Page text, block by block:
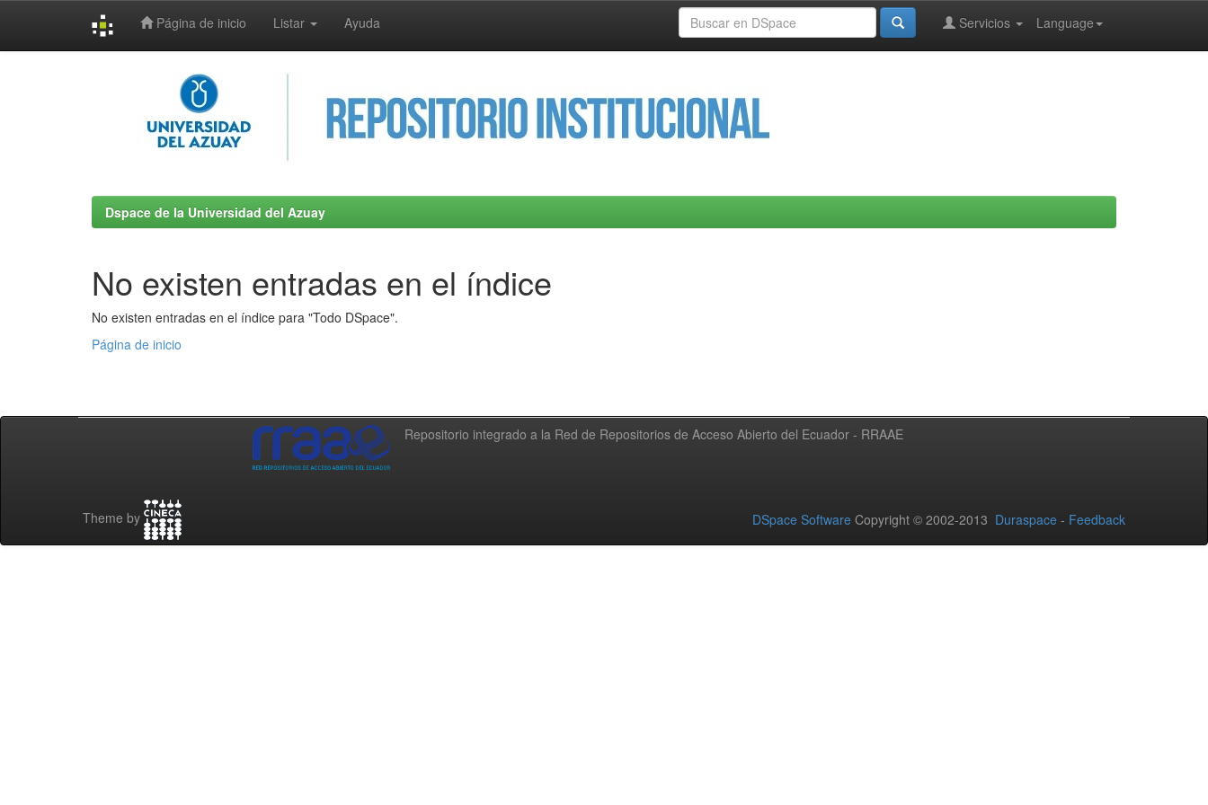
Página de inicio Listar Ayuda Language
Servicios
Dspace de la Universidad del Azuay
No existen entradas en el índice
No existen entradas en el índice para "Todo DSpace".
Página de inicio
Repositorio integrado a la Red de Repositorios de Acceso Abierto del Ecuador - RRAAE
Theme by DSpace Software Copyright © 2002-2013 Duraspace - Feedback